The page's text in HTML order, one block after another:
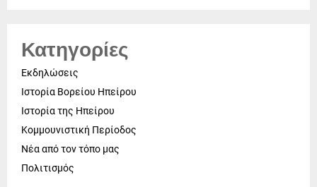
Κατηγορίες
Εκδηλώσεις
Ιστορία Βορείου Ηπείρου
Ιστορία της Ηπείρου
Κομμουνιστική Περίοδος
Νέα από τον τόπο μας
Πολιτισμός